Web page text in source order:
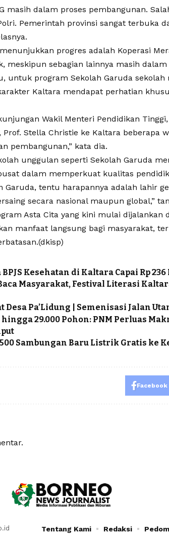
masih dalam proses pembangunan.
Pemerintah provinsi sangat terbuka
progres adalah Koperasi
meskipun sebagian lainnya masih dalam
untuk program Sekolah Garuda sekolah
Kaltara mendapat perhatian
Wakil Menteri Pendidikan
Prof. Stella Christie ke Kaltara beberapa
pembangunan,” kata dia.
unggulan seperti Sekolah Garuda
dalam memperkuat kualitas
Garuda, tentu harapannya adalah lahir
secara nasional maupun global,”
Asta Cita yang kini mulai dijalankan
manfaat langsung bagi masyarakat,
Kesehatan di Kaltara Capai Rp
Masyarakat, Festival Literasi
Pa’Lidung | Semenisasi Jalan
29.000 Pohon: PNM Perluas
Sambungan Baru Listrik Gratis ke
Facebook
Tentang Kami Redaksi